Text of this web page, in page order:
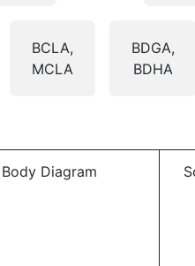
BCLA,
MCLA
BDGA,
BDHA
Diagram